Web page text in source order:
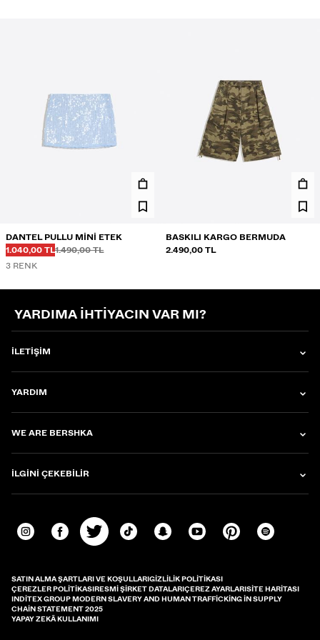
DANTEL PULLU MINI ETEK
İNDIRIMLI FIYAT
1.040,00 TLÖnce
1.490,00 TL
Önce
3 RENK
BASKILI KARGO BERMUDA
2.490,00 TL
YARDIMA IHTIYACIN VAR MI?
İLETIŞIM
YARDIM
WE ARE BERSHKA
İLGINI ÇEKEBILIR
SATIN ALMA ŞARTLARI VE KOŞULLARIGIZLILIK POLITIKASI
ÇEREZLER POLITIKASIRESMI ŞIRKET DATALARIÇEREZ AYARLARISITE HARITASI
INDITEX GROUP MODERN SLAVERY AND HUMAN TRAFFICKING IN SUPPLY
CHAIN STATEMENT 2025
YAPAY ZEKÂ KULLANIMI